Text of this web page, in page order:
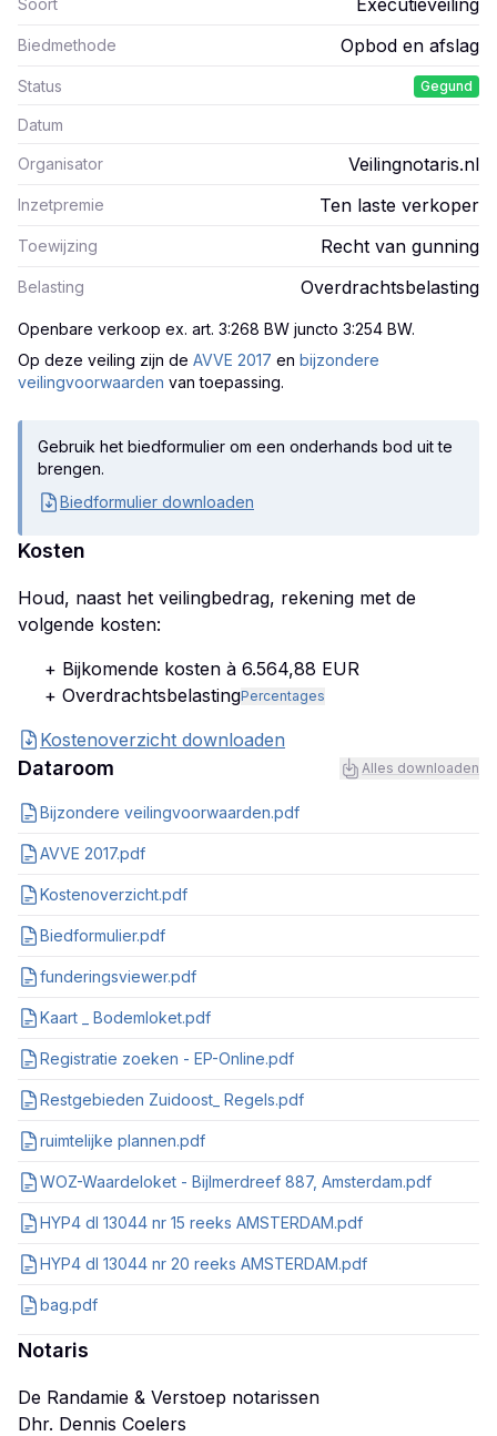
Soort Executieveiling
Biedmethode Opbod en afslag
Status Gegund
Datum
Organisator Veilingnotaris.nl
Inzetpremie Ten laste verkoper
Toewijzing Recht van gunning
Belasting Overdrachtsbelasting
Openbare verkoop ex. art. 3:268 BW juncto 3:254 BW.
Op deze veiling zijn de AVVE 2017 en bijzondere
veilingvoorwaarden van toepassing.
Gebruik het biedformulier om een onderhands bod uit te
brengen.
Biedformulier downloaden
Kosten
Houd, naast het veilingbedrag, rekening met de
volgende kosten:
+ Bijkomende kosten à 6.564,88 EUR
+ OverdrachtsbelastingPercentages
Kostenoverzicht downloaden
Dataroom Alles downloaden
Bijzondere veilingvoorwaarden.pdf
AVVE 2017.pdf
Kostenoverzicht.pdf
Biedformulier.pdf
funderingsviewer.pdf
Kaart _ Bodemloket.pdf
Registratie zoeken - EP-Online.pdf
Restgebieden Zuidoost_ Regels.pdf
ruimtelijke plannen.pdf
WOZ-Waardeloket - Bijlmerdreef 887, Amsterdam.pdf
HYP4 dl 13044 nr 15 reeks AMSTERDAM.pdf
HYP4 dl 13044 nr 20 reeks AMSTERDAM.pdf
bag.pdf
Notaris
De Randamie & Verstoep notarissen
Dhr. Dennis Coelers